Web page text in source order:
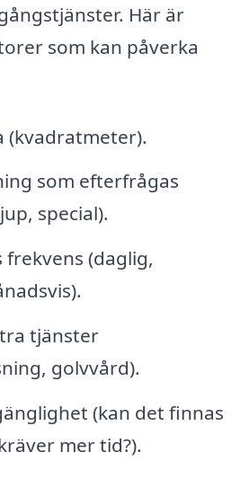
Här är
som kan påverka
(kvadratmeter).
som efterfrågas
special).
frekvens (daglig,
tjänster
golvvård).
(kan det finnas
mer tid?).